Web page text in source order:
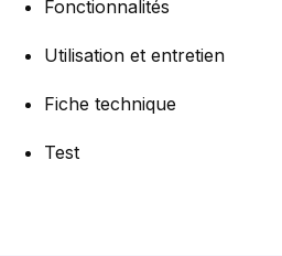
Fonctionnalités
Utilisation et entretien
Fiche technique
Test